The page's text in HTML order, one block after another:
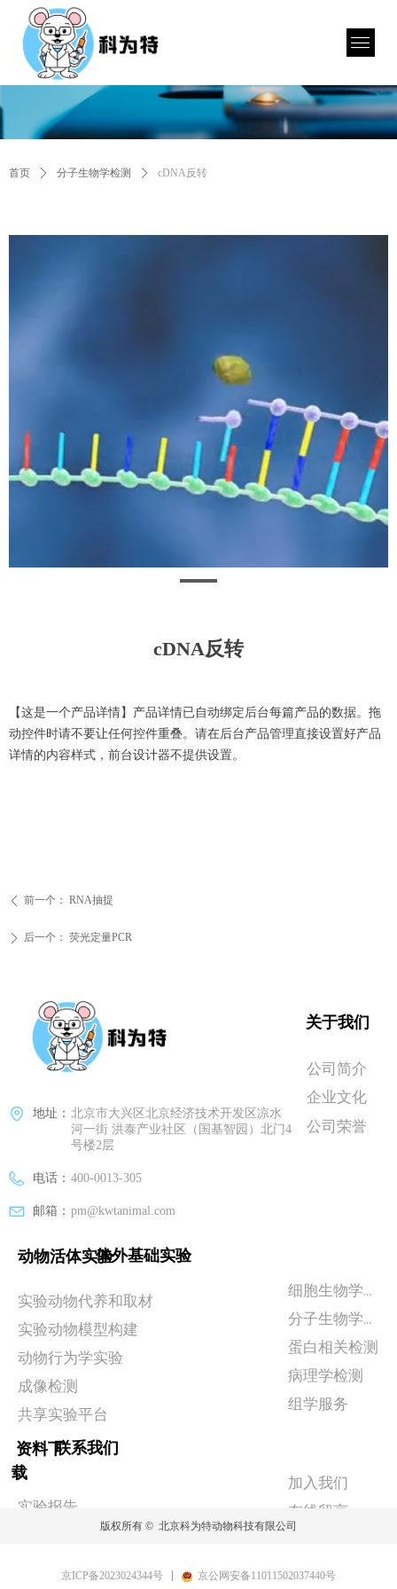
首页 ꄲ 分子生物学检测 ꄲ cDNA反转
cDNA反转
ꄴ 前一个： RNA抽提
ꄲ 后一个： 荧光定量PCR
【这是一个产品详情】产品详情已自动绑定后台每篇产品的数据。拖
动控件时请不要让任何控件重叠。请在后台产品管理直接设置好产品
详情的内容样式，前台设计器不提供设置。
地址： 北京市大兴区北京经济技术开发区凉水
河一街 洪泰产业社区（国基智园）北门4
号楼2层
电话： 400-0013-305
邮箱： pm@kwtanimal.com
体外基础实验
细胞生物学实验
分子生物学检测
蛋白相关检测
病理学检测
组学服务
实验报告
联系我们
加入我们
在线留言
关于我们
公司简介
企业文化
公司荣誉
实验动物代养和取材
实验动物模型构建
动物行为学实验
成像检测
共享实验平台
动物活体实验
资料下
载
版权所有 © 北京科为特动物科技有限公司
京ICP备2023024344号 京公网安备11011502037440号